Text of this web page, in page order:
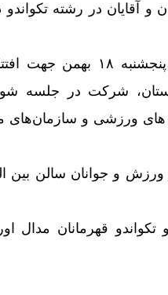
بانوان و آقایان در رشته
مسعود سلطانی فر وزیر ورزش و
شرکت در جلسه
ورزشی و سازمان‌های
و جوانان سالن بین
تکواندو قهرمانان